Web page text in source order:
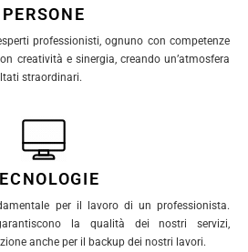
PERSONE
professionisti, ognuno con competenze
creatività e sinergia, creando un’atmosfera
straordinari.
per il lavoro di un professionista.
la qualità dei nostri servizi,
anche per il backup dei nostri lavori.